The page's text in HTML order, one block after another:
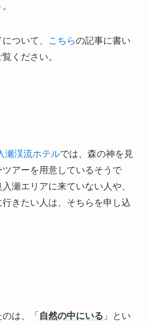
ついて、 こちらの記事に書い
ください。
瀬渓流ホテルでは、森の神を見
アーを用意しているそうで
瀬エリアに来ていない人や、
きたい人は、そちらを申し込
は、「 自然の中にいる」とい